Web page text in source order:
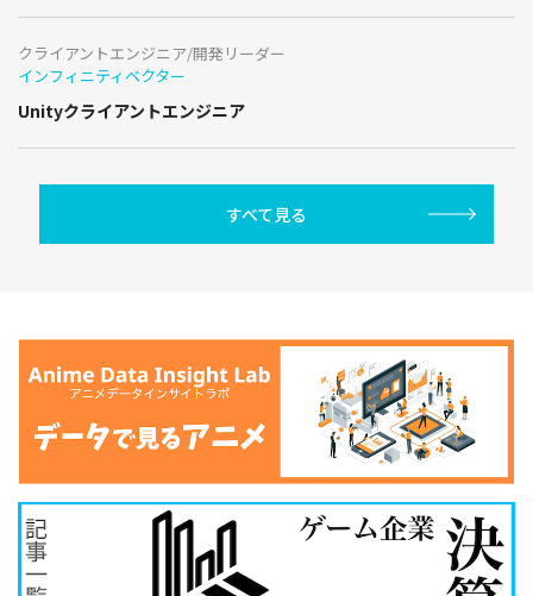
クライアントエンジニア/開発リーダー
インフィニティベクター
Unityクライアントエンジニア
すべて見る